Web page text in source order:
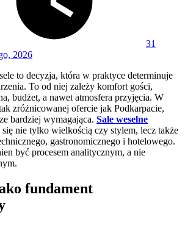
31
2026
to decyzja, która w praktyce determinuje
To od niej zależy komfort gości,
budżet, a nawet atmosfera przyjęcia. W
zróżnicowanej ofercie jak Podkarpacie,
bardziej wymagająca. Sale weselne
się nie tylko wielkością czy stylem, lecz także
gastronomicznego i hotelowego.
być procesem analitycznym, a nie
fundament